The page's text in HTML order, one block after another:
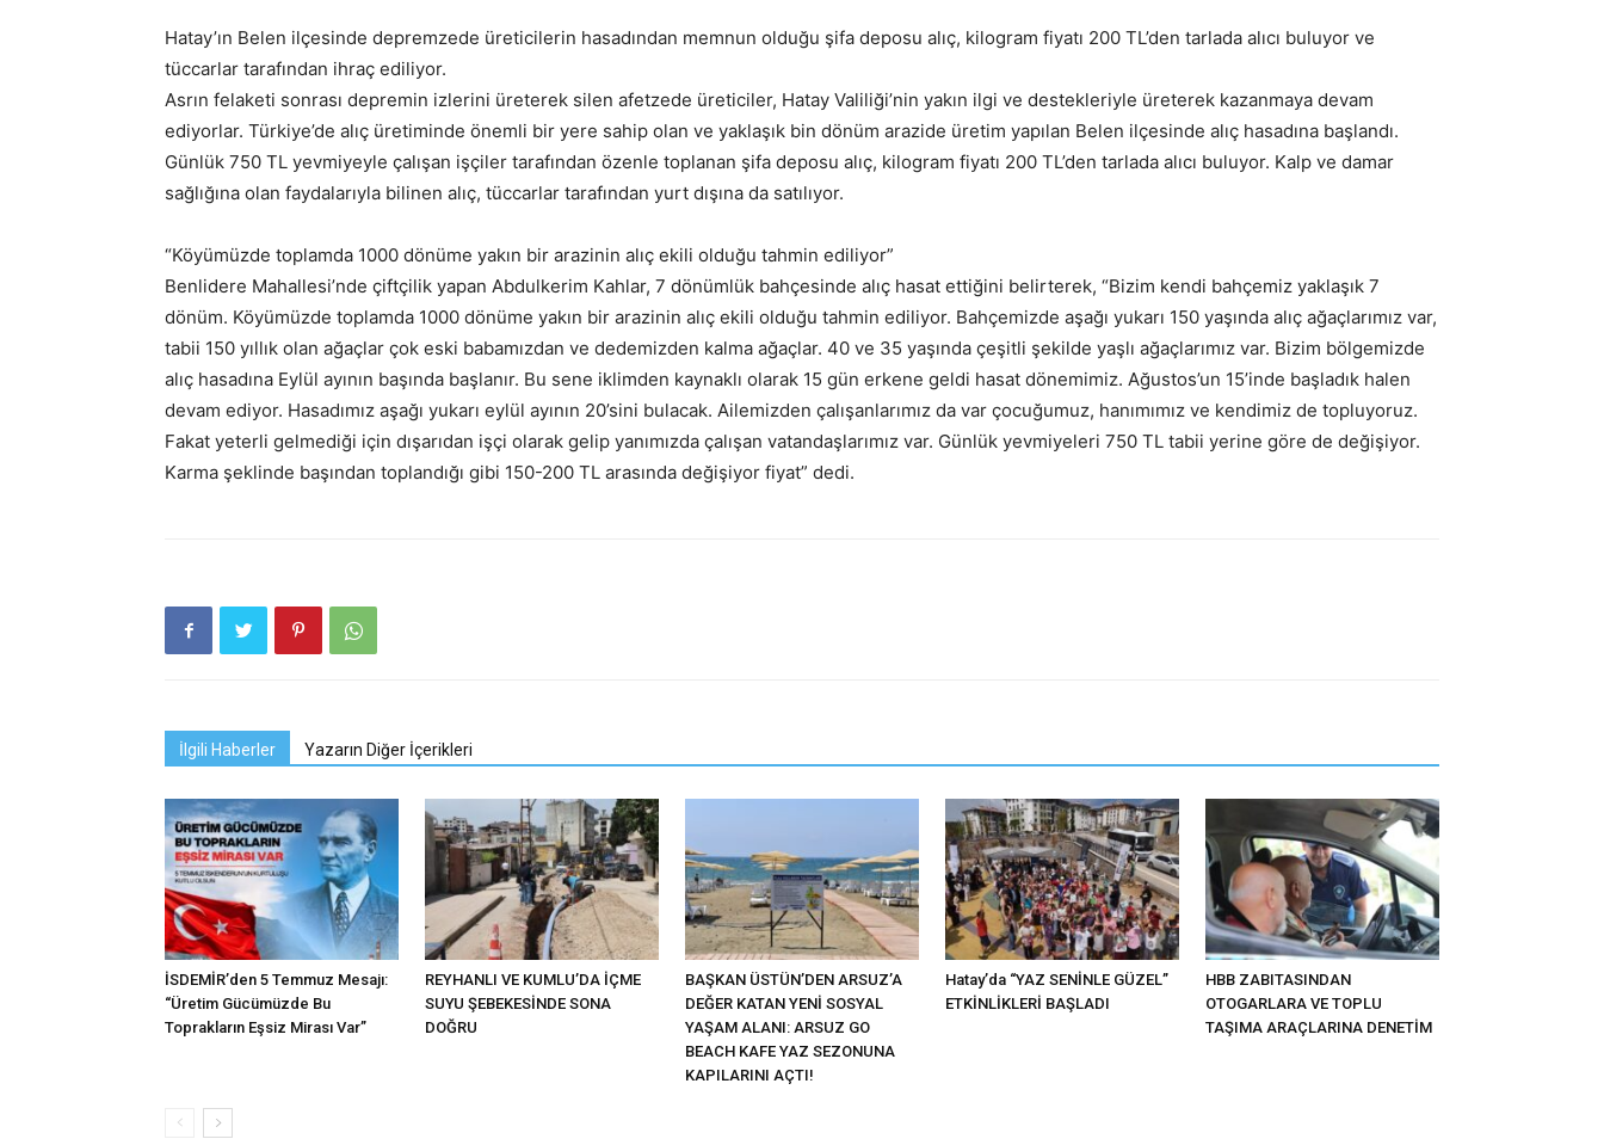
Hatay’ın Belen ilçesinde depremzede üreticilerin hasadından memnun olduğu şifa deposu alıç, kilogram fiyatı 200 TL’den tarlada alıcı buluyor ve
tüccarlar tarafından ihraç ediliyor.
Asrın felaketi sonrası depremin izlerini üreterek silen afetzede üreticiler, Hatay Valiliği’nin yakın ilgi ve destekleriyle üreterek kazanmaya devam
ediyorlar. Türkiye’de alıç üretiminde önemli bir yere sahip olan ve yaklaşık bin dönüm arazide üretim yapılan Belen ilçesinde alıç hasadına başlandı.
Günlük 750 TL yevmiyeyle çalışan işçiler tarafından özenle toplanan şifa deposu alıç, kilogram fiyatı 200 TL’den tarlada alıcı buluyor. Kalp ve damar
sağlığına olan faydalarıyla bilinen alıç, tüccarlar tarafından yurt dışına da satılıyor.
“Köyümüzde toplamda 1000 dönüme yakın bir arazinin alıç ekili olduğu tahmin ediliyor”
Benlidere Mahallesi’nde çiftçilik yapan Abdulkerim Kahlar, 7 dönümlük bahçesinde alıç hasat ettiğini belirterek, “Bizim kendi bahçemiz yaklaşık 7
dönüm. Köyümüzde toplamda 1000 dönüme yakın bir arazinin alıç ekili olduğu tahmin ediliyor. Bahçemizde aşağı yukarı 150 yaşında alıç ağaçlarımız var,
tabii 150 yıllık olan ağaçlar çok eski babamızdan ve dedemizden kalma ağaçlar. 40 ve 35 yaşında çeşitli şekilde yaşlı ağaçlarımız var. Bizim bölgemizde
alıç hasadına Eylül ayının başında başlanır. Bu sene iklimden kaynaklı olarak 15 gün erkene geldi hasat dönemimiz. Ağustos’un 15’inde başladık halen
devam ediyor. Hasadımız aşağı yukarı eylül ayının 20’sini bulacak. Ailemizden çalışanlarımız da var çocuğumuz, hanımımız ve kendimiz de topluyoruz.
Fakat yeterli gelmediği için dışarıdan işçi olarak gelip yanımızda çalışan vatandaşlarımız var. Günlük yevmiyeleri 750 TL tabii yerine göre de değişiyor.
Karma şeklinde başından toplandığı gibi 150-200 TL arasında değişiyor fiyat” dedi.
İlgili Haberler Yazarın Diğer İçerikleri
İSDEMİR’den 5 Temmuz Mesajı:
“Üretim Gücümüzde Bu
Toprakların Eşsiz Mirası Var”
REYHANLI VE KUMLU’DA İÇME
SUYU ŞEBEKESİNDE SONA
DOĞRU
BAŞKAN ÜSTÜN’DEN ARSUZ’A
DEĞER KATAN YENİ SOSYAL
YAŞAM ALANI: ARSUZ GO
BEACH KAFE YAZ SEZONUNA
KAPILARINI AÇTI!
Hatay’da “YAZ SENİNLE GÜZEL”
ETKİNLİKLERİ BAŞLADI
HBB ZABITASINDAN
OTOGARLARA VE TOPLU
TAŞIMA ARAÇLARINA DENETİM